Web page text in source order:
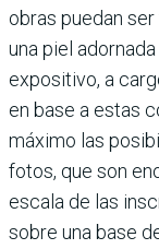
obras puedan
una piel
exposi­tivo, a
en base a estas
máximo las
fotos, que son
escala de las
sobre una base